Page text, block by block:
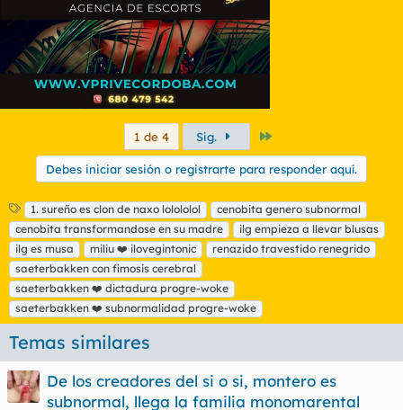
1 de 4 Sig.
Debes iniciar sesión o registrarte para responder aquí.
E
t
i
q
u
e
t
a
s
1. sureño es clon de naxo lolololol
cenobita genero subnormal
cenobita transformandose en su madre
ilg empieza a llevar blusas
ilg es musa
miliu ❤️ ilovegintonic
renazido travestido renegrido
saeterbakken con fimosis cerebral
saeterbakken ❤️ dictadura progre-woke
saeterbakken ❤️ subnormalidad progre-woke
Temas similares
De los creadores del si o si, montero es
subnormal, llega la familia monomarental